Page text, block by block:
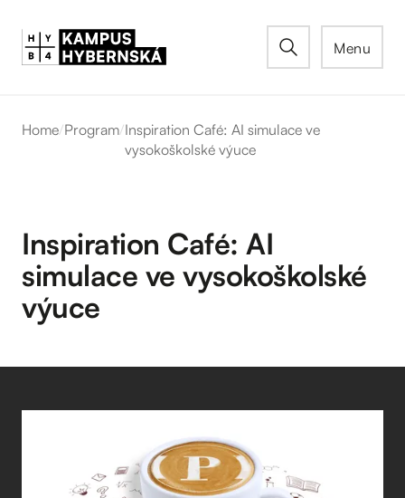
Menu
Home/Program/Inspiration Café: AI simulace ve
vysokoškolské výuce
Inspiration Café: AI
simulace ve vysokoškolské
výuce